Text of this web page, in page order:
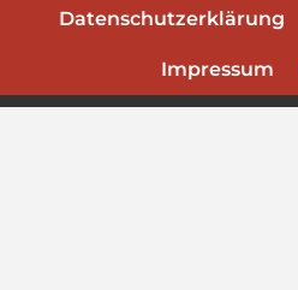
Datenschutzerklärung
Impressum